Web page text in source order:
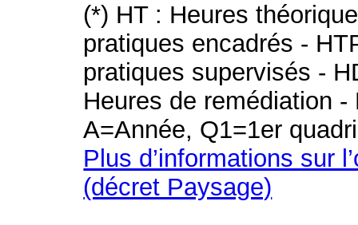
(*) HT : Heures
pratiques encadrés -
pratiques supervisés -
Heures de remédiation
A=Année, Q1=1er
Plus d’informations sur
(décret Paysage)